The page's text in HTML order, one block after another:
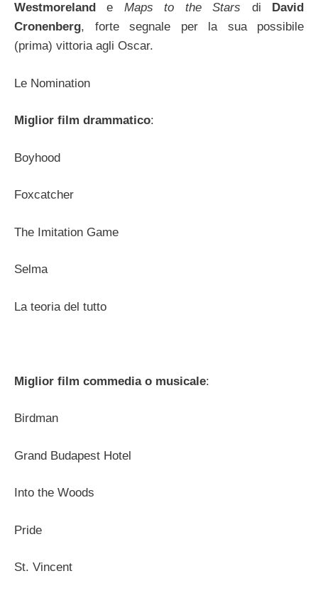
Westmoreland
e Maps to the Stars di
David
Cronenberg, forte segnale per la sua possibile
(prima) vittoria agli Oscar.
Le Nomination
Miglior film drammatico:
Boyhood
Foxcatcher
The Imitation Game
Selma
La teoria del tutto
Miglior film commedia o musicale:
Birdman
Grand Budapest Hotel
Into the Woods
Pride
St. Vincent